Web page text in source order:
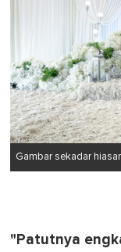
Gambar sekadar
"Patutnya